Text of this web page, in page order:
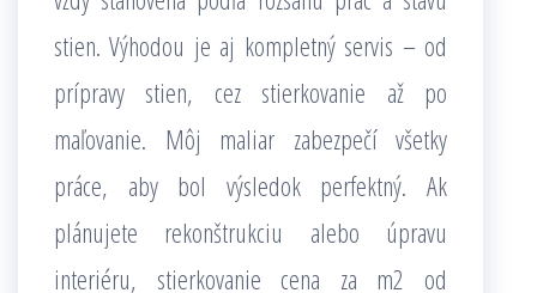
stien. Výhodou je aj kompletný servis – od
prípravy stien, cez stierkovanie až po
maľovanie. Môj maliar zabezpečí všetky
práce, aby bol výsledok perfektný. Ak
plánujete rekonštrukciu alebo úpravu
interiéru, stierkovanie cena za m2 od